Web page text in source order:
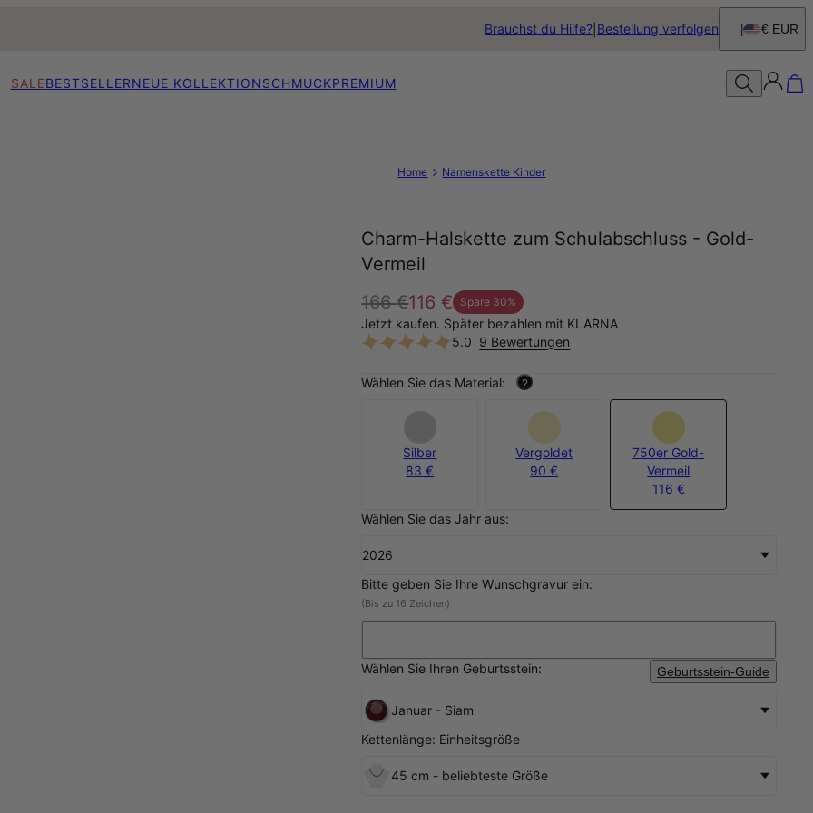
Brauchst du Hilfe? Bestellung verfolgen € EUR
SALEBESTSELLERNEUE KOLLEKTIONSCHMUCKPREMIUM
Home Namenskette Kinder
Charm-Halskette zum Schulabschluss - Gold-
Vermeil
166 €116 € Spare 30%
Jetzt kaufen. Später bezahlen mit KLARNA
5.0 9 Bewertungen
Wählen Sie das Material: ?
Silber
83 €
Vergoldet
90 €
750er Gold-
Vermeil
116 €
Wählen Sie das Jahr aus:
2026
Bitte geben Sie Ihre Wunschgravur ein:
(Bis zu 16 Zeichen)
Wählen Sie Ihren Geburtsstein: Geburtsstein-Guide
Januar - Siam
Kettenlänge: Einheitsgröße
45 cm - beliebteste Größe